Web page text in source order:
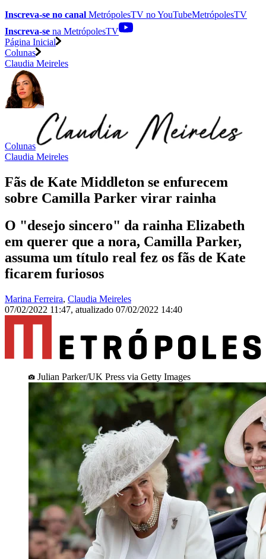
Inscreva-se no canal MetrópolesTV noYouTubeMetrópolesTV
Inscreva-se na MetrópolesTV
Página Inicial
Colunas
Claudia Meireles
Colunas
Claudia Meireles
Fãs de Kate Middleton se enfurecem
sobre Camilla Parker virar rainha
O "desejo sincero" da rainha Elizabeth
em querer que a nora, Camilla Parker,
assuma um título real fez os fãs de Kate
ficarem furiosos
Marina Ferreira, Claudia Meireles
07/02/2022 11:47, atualizado 07/02/2022 14:40
Julian Parker/UK Press via Getty Images